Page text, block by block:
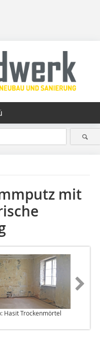
mit
Hasit Trockenmörtel